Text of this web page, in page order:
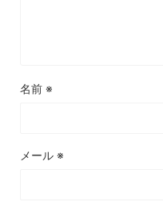
名前 ※
メール ※